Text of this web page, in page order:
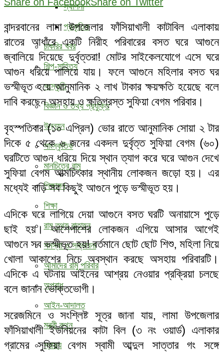
স্থাপনা
প্রাকৃতিক
চাকরির খবর
শিল্প-সাহিত্য
সংস্কৃতি
বিজ্ঞান ও তথ্য প্রযুক্তি
উন্নয়ন
সাংস্কৃতিক
মানচিত্রে রামু
শিক্ষাঙ্গন
শিক্ষা
রামু তথ্য বাতায়ন
সমস্যা ও সম্ভাবনা
আমাদের রামু পরিবার
অপরাধ
আইন-আদালত
মন্ত্রী কথন
স্বাস্থ্য
বান্দরবানের লামা উপজেলার ফাঁসিয়াখালী কাটাবিল এলাকায়
রাতের আধাঁরে একটি নিরীহ পরিবারের বসত ঘরে আগুনে
জ্বালিয়ে দিয়েছে দুর্বৃত্তরা! মোটর সাইকেলযোগে এসে ঘরে
আগুন ধরিয়ে পালিয়ে যায়। ফলে আগুনে মহিলার বসত ঘর
ভস্মীভূত হয়ে আনুমানিক ২ লাখ টাকার ক্ষয়ক্ষতি হয়েছে বলে
দাবি করছেন অসহায় ও ক্ষতিগ্রস্ত সুফিয়া বেগম পরিবার।
বৃহস্পতিবার (১০ এপ্রিল) ভোর রাতে আনুমানিক সোয়া ২ টার
দিকে ৫ থেকে ৬ জনের একদল দুর্বৃত্ত সুফিয়া বেগম (৬০)
ঘরটিতে আগুন ধরিয়ে দিয়ে স্থান ত্যাগ করে ঘরে আগুন দেখে
সুফিয়া বেগম আত্মচিৎকার স্থানীয় লোকজন জড়ো হয়। এর
মধ্যেই বাড়ি সব কিছুই আগুনে পুড়ে ভস্মীভূত হয়।
এদিকে ঘরে লাগিয়ে দেয়া আগুনে বসত ঘরটি অনায়াসে পুড়ে
ছাই হয়। আশেপাশের লোকজন এগিয়ে আসার আগেই
আগুনে সব ভস্মীভূত হয়! বর্তমানে ছোট ছোট শিশু, মহিলা নিয়ে
খোলা আকাশের নিচে অবস্থান করছে অসহায় পরিবারটি।
এদিকে এ ঘটনায় আইনের আশ্রয় নেওয়ার প্রক্রিয়া চলছে
বলে জানান ভোক্তভোগী।
সরেজমিনে ও সংশ্লিষ্ট সূত্র জানা যায়, লামা উপজেলার
ফাঁসিয়াখালী ইউনিয়নের কাটা বিল (৩ নং ওয়ার্ড) এলাকার
গ্রামের সুফিয়া বেগম স্বামী আব্দুল সাত্তার গং সঙ্গে